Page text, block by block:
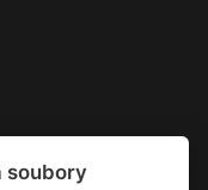
soubory